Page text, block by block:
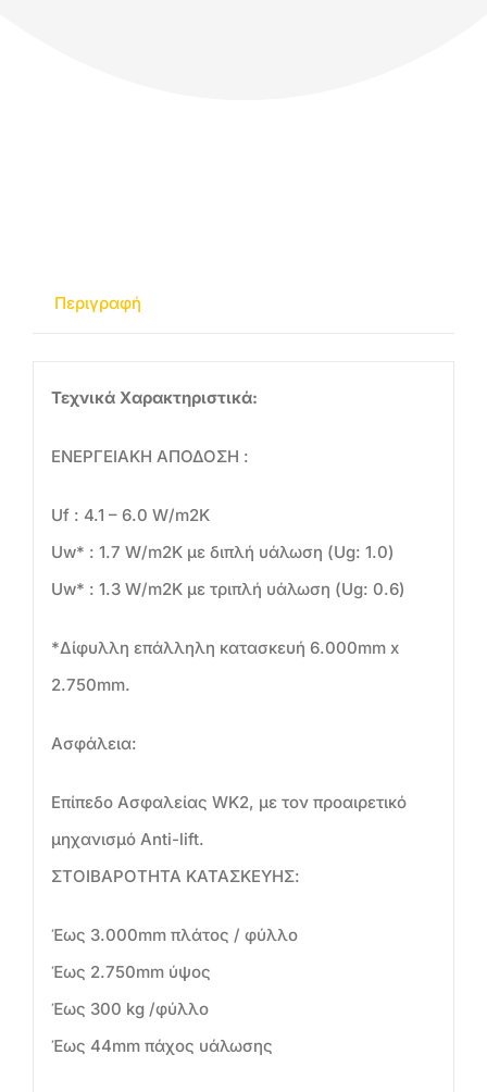
Περιγραφή
Τεχνικά Χαρακτηριστικά:
ΕΝΕΡΓΕΙΑΚΗ ΑΠΟΔΟΣΗ :
Uf : 4.1 – 6.0 W/m2K
Uw* : 1.7 W/m2K με διπλή υάλωση (Ug: 1.0)
Uw* : 1.3 W/m2K με τριπλή υάλωση (Ug: 0.6)
*Δίφυλλη επάλληλη κατασκευή 6.000mm x
2.750mm.
Ασφάλεια:
Επίπεδο Ασφαλείας WK2, με τον προαιρετικό
μηχανισμό Anti-lift.
ΣΤΟΙΒΑΡΟΤΗΤΑ ΚΑΤΑΣΚΕΥΗΣ:
Έως 3.000mm πλάτος / φύλλο
Έως 2.750mm ύψος
Έως 300 kg /φύλλο
Έως 44mm πάχος υάλωσης